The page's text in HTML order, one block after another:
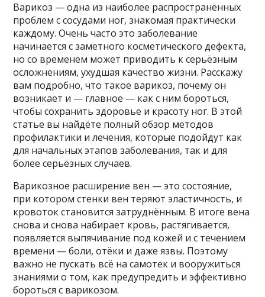
Варикоз — одна из наиболее распространённых
проблем с сосудами ног, знакомая практически
каждому. Очень часто это заболевание
начинается с заметного косметического дефекта,
но со временем может приводить к серьёзным
осложнениям, ухудшая качество жизни. Расскажу
вам подробно, что такое варикоз, почему он
возникает и — главное — как с ним бороться,
чтобы сохранить здоровье и красоту ног. В этой
статье вы найдёте полный обзор методов
профилактики и лечения, которые подойдут как
для начальных этапов заболевания, так и для
более серьёзных случаев.
Варикозное расширение вен — это состояние,
при котором стенки вен теряют эластичность, и
кровоток становится затруднённым. В итоге вена
снова и снова набирает кровь, растягивается,
появляется выпячивание под кожей и с течением
времени — боли, отёки и даже язвы. Поэтому
важно не пускать всё на самотек и вооружиться
знаниями о том, как предупредить и эффективно
бороться с варикозом.